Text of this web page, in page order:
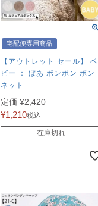
宅配便専用商品
【アウトレット セール】 ベ
ビー ： ぼあ ポンポン ボン
ネット
定価 ¥2,420
¥1,210税込
在庫切れ